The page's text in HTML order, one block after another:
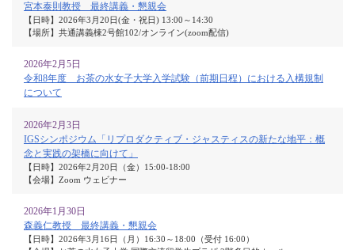
宮本泰則教授 最終講義・懇親会
【日時】2026年3月20日(金・祝日) 13:00～14:30
【場所】共通講義棟2号館102/オンライン(zoom配信)
2026年2月5日
令和8年度 お茶の水女子大学入学試験（前期日程）における入構規制
について
2026年2月3日
IGSシンポジウム「リプロダクティブ・ジャスティスの新たな地平：概
念と実践の架橋に向けて」
【日時】2026年2月20日（金）15:00-18:00
【会場】Zoom ウェビナー
2026年1月30日
森義仁教授 最終講義・懇親会
【日時】2026年3月16日（月）16:30～18:00（受付 16:00）